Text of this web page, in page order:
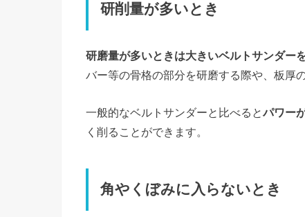
研削量が多いとき
研磨量が多いときは大きいベルトサンダー
バー等の骨格の部分を研磨する際や、板厚
一般的なベルトサンダーと比べるとパワー
く削ることができます。
角やくぼみに入らないとき